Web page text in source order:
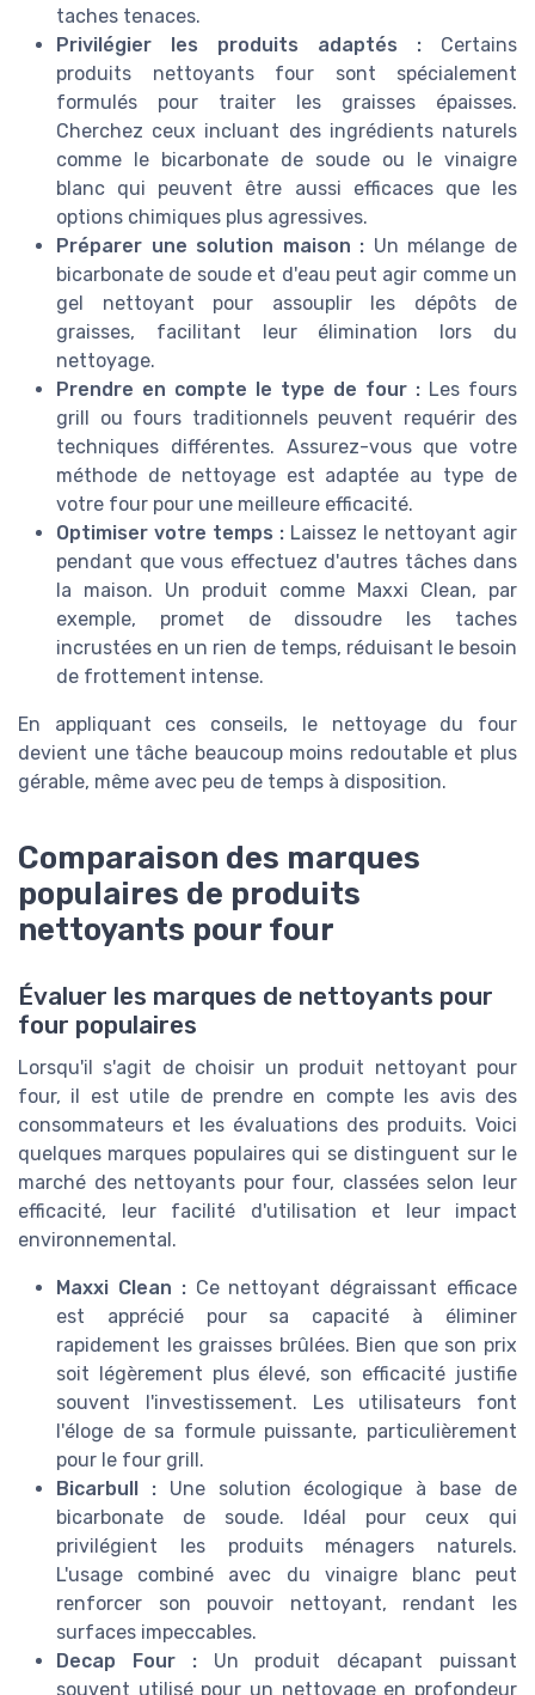
taches tenaces.
Privilégier les produits adaptés : Certains
produits nettoyants four sont spécialement
formulés pour traiter les graisses épaisses.
Cherchez ceux incluant des ingrédients naturels
comme le bicarbonate de soude ou le vinaigre
blanc qui peuvent être aussi efficaces que les
options chimiques plus agressives.
Préparer une solution maison : Un mélange de
bicarbonate de soude et d'eau peut agir comme un
gel nettoyant pour assouplir les dépôts de
graisses, facilitant leur élimination lors du
nettoyage.
Prendre en compte le type de four : Les fours
grill ou fours traditionnels peuvent requérir des
techniques différentes. Assurez-vous que votre
méthode de nettoyage est adaptée au type de
votre four pour une meilleure efficacité.
Optimiser votre temps : Laissez le nettoyant agir
pendant que vous effectuez d'autres tâches dans
la maison. Un produit comme Maxxi Clean, par
exemple, promet de dissoudre les taches
incrustées en un rien de temps, réduisant le besoin
de frottement intense.
En appliquant ces conseils, le nettoyage du four
devient une tâche beaucoup moins redoutable et plus
gérable, même avec peu de temps à disposition.
Comparaison des marques
populaires de produits
nettoyants pour four
Évaluer les marques de nettoyants pour
four populaires
Lorsqu'il s'agit de choisir un produit nettoyant pour
four, il est utile de prendre en compte les avis des
consommateurs et les évaluations des produits. Voici
quelques marques populaires qui se distinguent sur le
marché des nettoyants pour four, classées selon leur
efficacité, leur facilité d'utilisation et leur impact
environnemental.
Maxxi Clean :Ce nettoyant dégraissant efficace
est apprécié pour sa capacité à éliminer
rapidement les graisses brûlées. Bien que son prix
soit légèrement plus élevé, son efficacité justifie
souvent l'investissement. Les utilisateurs font
l'éloge de sa formule puissante, particulièrement
pour le four grill.
Bicarbull :Une solution écologique à base de
bicarbonate de soude. Idéal pour ceux qui
privilégient les produits ménagers naturels.
L'usage combiné avec du vinaigre blanc peut
renforcer son pouvoir nettoyant, rendant les
surfaces impeccables.
Decap Four :Un produit décapant puissant
souvent utilisé pour un nettoyage en profondeur